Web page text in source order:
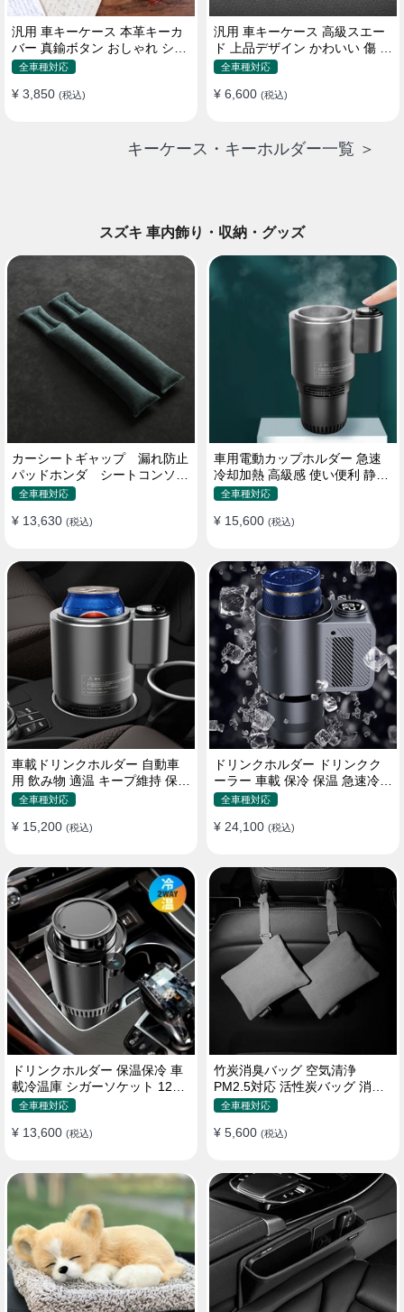
汎用 車キーケース 本革キーカ
バー 真鍮ボタン おしゃれ シン
プルデザイン
全車種対応
¥ 3,850 (税込)
汎用 車キーケース 高級スエー
ド 上品デザイン かわいい 傷 汚
れ防止 高級 オシャレ キーホル
全車種対応
¥ 6,600 (税込)
キーケース・キーホルダー一覧 ＞
スズキ 車内飾り・収納・グッズ
カーシートギャップ 漏れ防止
パッドホンダ シートコンソー
ル 隙間 クッション
全車種対応
¥ 13,630 (税込)
車用電動カップホルダー 急速
冷却加熱 高級感 使い便利 静音
収納 飲み物
全車種対応
¥ 15,600 (税込)
車載ドリンクホルダー 自動車
用 飲み物 適温 キープ維持 保温
冷機能付き
全車種対応
¥ 15,200 (税込)
ドリンクホルダー ドリンクク
ーラー 車載 保冷 保温 急速冷却
缶対応
全車種対応
¥ 24,100 (税込)
ドリンクホルダー 保温保冷 車
載冷温庫 シガーソケット 12V
車用 車中泊
全車種対応
¥ 13,600 (税込)
竹炭消臭バッグ 空気清浄
PM2.5対応 活性炭バッグ 消臭
車用 デオドラント 繰り返し使
全車種対応
¥ 5,600 (税込)